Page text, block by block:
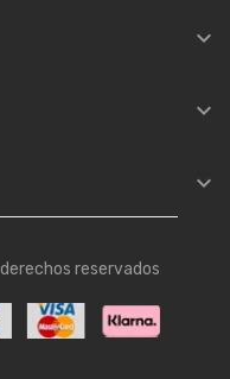



reservados